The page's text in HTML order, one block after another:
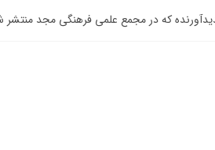
که در مجمع علمی فرهنگی مجد